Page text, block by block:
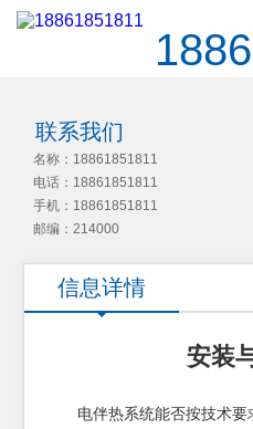
联系我们
名称：18861851811
电话：18861851811
手机：18861851811
邮编：214000
信息详情
安装
电伴热系统能否按技术要